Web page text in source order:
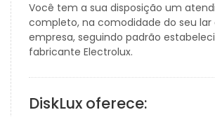
Você tem a sua disposição um
completo, na comodidade do seu lar
empresa, seguindo padrão
fabricante Electrolux.
DiskLux oferece: